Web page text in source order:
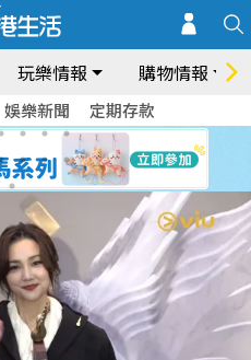
玩樂情報 購物情報
娛樂新聞 定期存款